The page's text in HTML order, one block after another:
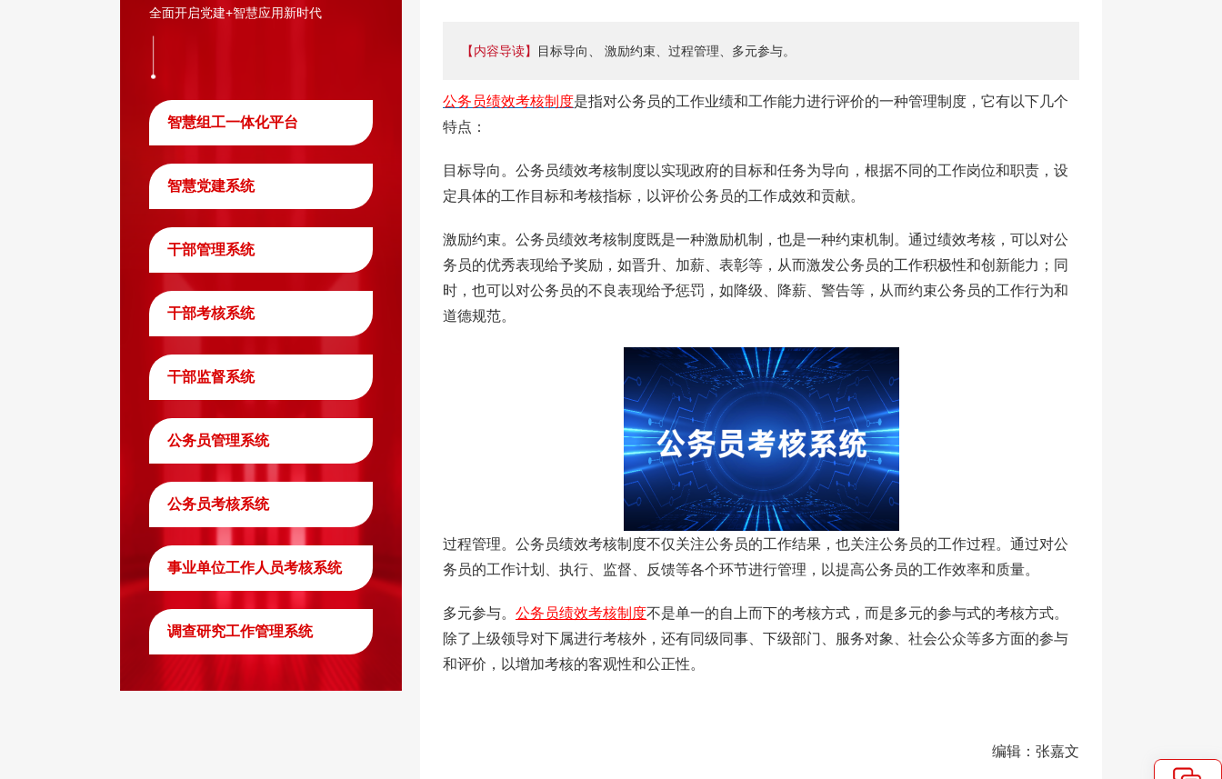
全面开启党建+智慧应用新时代
智慧组工一体化平台
智慧党建系统
干部管理系统
干部考核系统
干部监督系统
公务员管理系统
公务员考核系统
事业单位工作人员考核系统
调查研究工作管理系统
【内容导读】 目标导向、 激励约束、过程管理、多元参与。
公务员绩效考核制度是指对公务员的工作业绩和工作能力进行评价的一种管理制度，它有以下几个
特点：
目标导向。公务员绩效考核制度以实现政府的目标和任务为导向，根据不同的工作岗位和职责，设
定具体的工作目标和考核指标，以评价公务员的工作成效和贡献。
激励约束。公务员绩效考核制度既是一种激励机制，也是一种约束机制。通过绩效考核，可以对公
务员的优秀表现给予奖励，如晋升、加薪、表彰等，从而激发公务员的工作积极性和创新能力；同
时，也可以对公务员的不良表现给予惩罚，如降级、降薪、警告等，从而约束公务员的工作行为和
道德规范。
过程管理。公务员绩效考核制度不仅关注公务员的工作结果，也关注公务员的工作过程。通过对公
务员的工作计划、执行、监督、反馈等各个环节进行管理，以提高公务员的工作效率和质量。
多元参与。 公务员绩效考核制度不是单一的自上而下的考核方式，而是多元的参与式的考核方式。
除了上级领导对下属进行考核外，还有同级同事、下级部门、服务对象、社会公众等多方面的参与
和评价，以增加考核的客观性和公正性。
编辑：张嘉文